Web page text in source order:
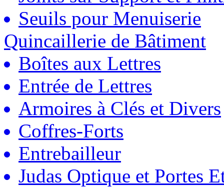
Seuils pour Menuiserie
Quincaillerie de Bâtiment
Boîtes aux Lettres
Entrée de Lettres
Armoires à Clés et Divers
Coffres-Forts
Entrebailleur
Judas Optique et Portes